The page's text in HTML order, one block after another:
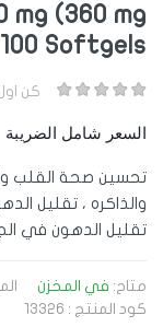
mg (360 mg
Softgels
كن
السعر شامل الضريبة
تحسين صحة القلب
والذاكره ، تقليل
تقليل الدهون في
متاح: في المخزن
كود المنتج : 13326